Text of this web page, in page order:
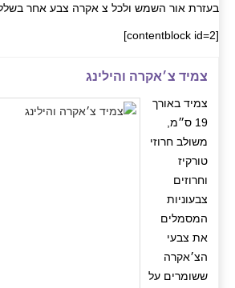
בעזרת אור השמש ולכל צ אקרה צבע אחר
[contentblock id=2]
צמיד צ׳אקרה והילינג
צמיד באורך
19 ס״מ,
משולב חרוזי
טורקיז
וחרוזים
צבעוניות
המסמלים
את צבעי
הצ׳אקרה
ששומרים על